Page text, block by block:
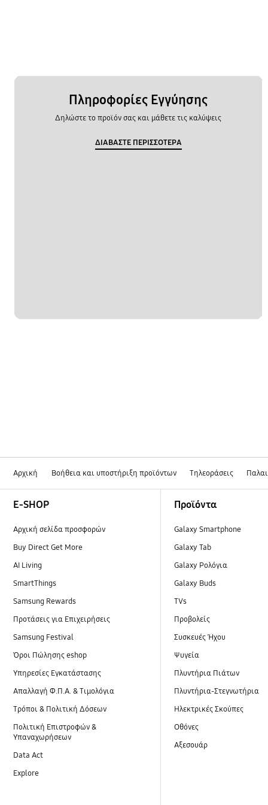
Πληροφορίες Εγγύησης
Δηλώστε το προϊόν σας και μάθετε τις καλύψεις
ΔΙΑΒΑΣΤΕ ΠΕΡΙΣΣΟΤΕΡΑ
Αρχική Βοήθεια και υποστήριξη προϊόντων Τηλεοράσεις
E-SHOP
Αρχική σελίδα προσφορών
Buy Direct Get More
AI Living
SmartThings
Samsung Rewards
Προτάσεις για Επιχειρήσεις
Samsung Festival
Όροι Πώλησης eshop
Υπηρεσίες Εγκατάστασης
Απαλλαγή Φ.Π.Α. & Τιμολόγια
Τρόποι & Πολιτική Δόσεων
Πολιτική Επιστροφών &
Υπαναχωρήσεων
Data Act
Explore
Προϊόντα
Galaxy Smartphone
Galaxy Tab
Galaxy Ρολόγια
Galaxy Buds
TVs
Προβολείς
Συσκευές Ήχου
Ψυγεία
Πλυντήρια Πιάτων
Πλυντήρια-Στεγνωτήρια
Ηλεκτρικές Σκούπες
Οθόνες
Αξεσουάρ